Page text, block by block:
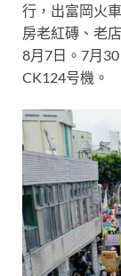
行，出富岡火
房老紅磚、老
8月7日 。7月
CK124号機。